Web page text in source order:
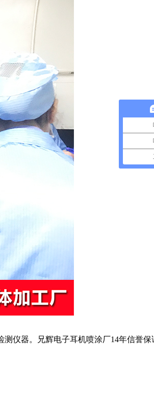
仪器。兄辉电子耳机喷涂厂14年信誉保